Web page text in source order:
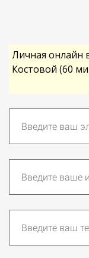
Личная онлайн
Костовой (60